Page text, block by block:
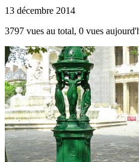
13 décembre 2014
3797 vues au total, 0 vues